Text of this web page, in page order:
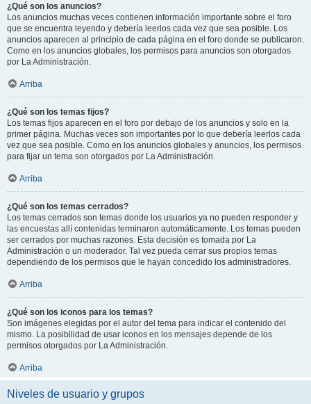
¿Qué son los anuncios?
Los anuncios muchas veces contienen información importante sobre el foro
que se encuentra leyendo y debería leerlos cada vez que sea posible. Los
anuncios aparecen al principio de cada página en el foro donde se publicaron.
Como en los anuncios globales, los permisos para anuncios son otorgados
por La Administración.
Arriba
¿Qué son los temas fijos?
Los temas fijos aparecen en el foro por debajo de los anuncios y solo en la
primer página. Muchas veces son importantes por lo que debería leerlos cada
vez que sea posible. Como en los anuncios globales y anuncios, los permisos
para fijar un tema son otorgados por La Administración.
Arriba
¿Qué son los temas cerrados?
Los temas cerrados son temas donde los usuarios ya no pueden responder y
las encuestas allí contenidas terminaron automáticamente. Los temas pueden
ser cerrados por muchas razones. Esta decisión es tomada por La
Administración o un moderador. Tal vez pueda cerrar sus propios temas
dependiendo de los permisos que le hayan concedido los administradores.
Arriba
¿Qué son los iconos para los temas?
Son imágenes elegidas por el autor del tema para indicar el contenido del
mismo. La posibilidad de usar iconos en los mensajes depende de los
permisos otorgados por La Administración.
Arriba
Niveles de usuario y grupos